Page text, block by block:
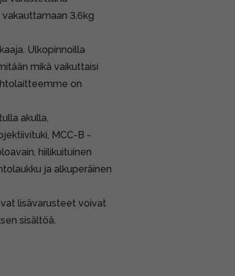
3,6kg
Ulkopinnoilla
mikä vaikuttaisi
on
akulla,
MCC-B -
hiilikuituinen
ja alkuperäinen
lisävarusteet voivat
sisältöä.